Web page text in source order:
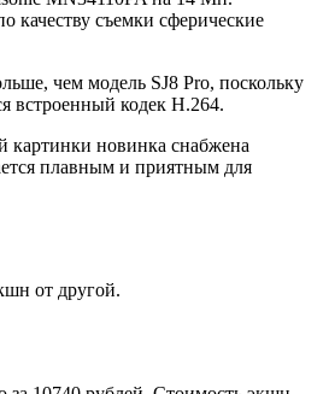
качеству съемки сферические
чем модель SJ8 Pro, поскольку
встроенный кодек H.264.
картинки новинка снабжена
плавным и приятным для
от другой.